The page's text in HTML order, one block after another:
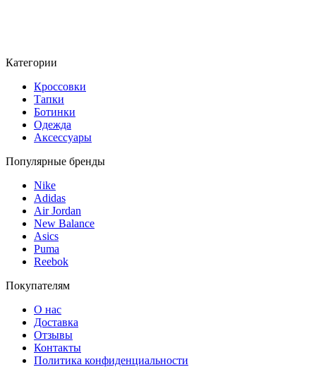
Категории
Кроссовки
Тапки
Ботинки
Одежда
Аксессуары
Популярные бренды
Nike
Adidas
Air Jordan
New Balance
Asics
Puma
Reebok
Покупателям
О нас
Доставка
Отзывы
Контакты
Политика конфиденциальности